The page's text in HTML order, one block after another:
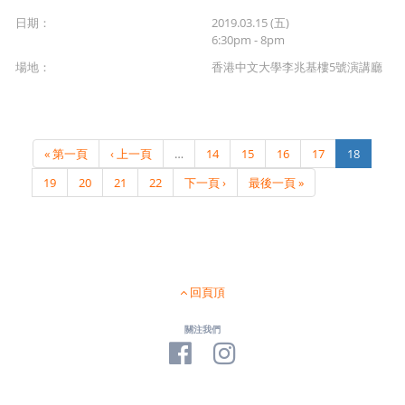
日期：
2019.03.15 (五)
6:30pm - 8pm
場地：
香港中文大學李兆基樓5號演講廳
« 第一頁 ‹ 上一頁 … 14 15 16 17
18
19
20 21 22 下一頁 › 最後一頁 »
回頁頂
關注我們